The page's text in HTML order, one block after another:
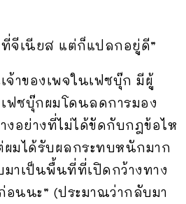
จีเนียส แต่ก็แปลกอยู่ดี”
จ้าของเพจในเฟซบุ๊ก มีผู้
ฟซบุ๊กผมโดนลดการมอง
งอย่างที่ไม่ได้ขัดกับกฎข้อไห
มได้รับผลกระทบหนักมาก
มาเป็นพื้นที่ที่เปิดกว้างทาง
อนนะ” (ประมาณว่ากลับมา